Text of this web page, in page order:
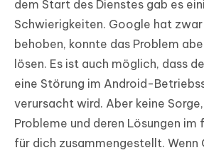
dem Start des Dienstes gab es
Schwierigkeiten. Google hat
behoben, konnte das Problem
lösen. Es ist auch möglich, dass
eine Störung im Android-
verursacht wird. Aber keine
Probleme und deren Lösungen im
für dich zusammengestellt. Wenn